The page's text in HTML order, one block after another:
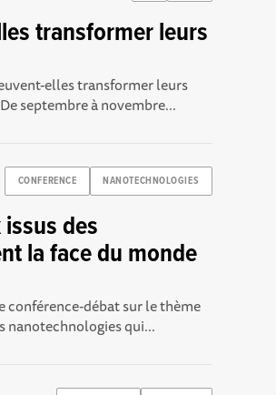
transformer leurs
elles transformer leurs
septembre à novembre...
CONFERENCE NANOTECHNOLOGIES
des
la face du monde
conférence-débat sur le thème
nanotechnologies qui...